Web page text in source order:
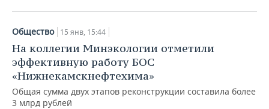
Общество 15 янв, 15:44
На коллегии Минэкологии отметили
эффективную работу БОС
«Нижнекамскнефтехима»
Общая сумма двух этапов реконструкции составила более
3 млрд рублей